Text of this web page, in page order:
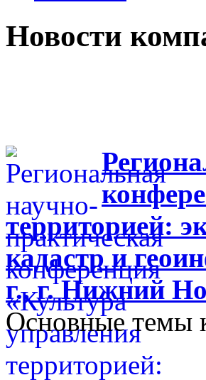
Новости
территорией:
кадастр и
г., г. Нижний
Основные темы